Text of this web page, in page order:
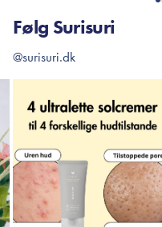
Følg Surisuri
@surisuri.dk